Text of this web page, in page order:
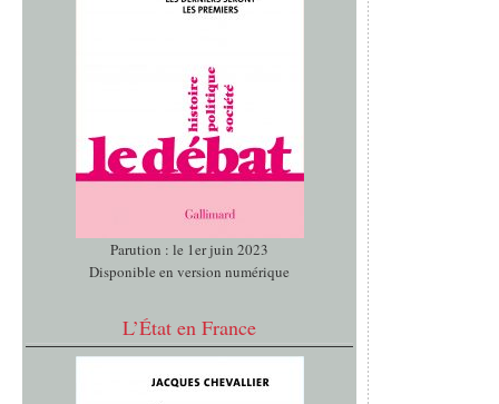
Parution : le 1er juin 2023
Disponible en version numérique
L’État en France